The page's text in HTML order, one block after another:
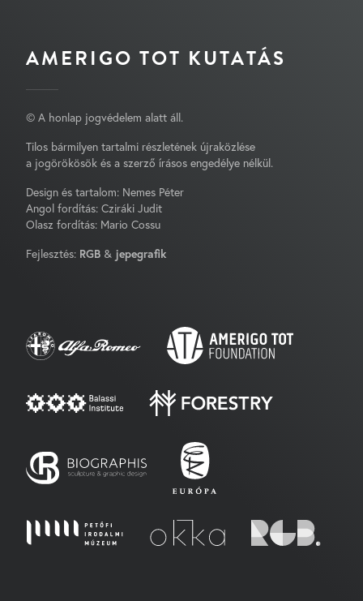
AMERIGO TOT KUTATÁS
© A honlap jogvédelem alatt áll.
Tilos bármilyen tartalmi részletének újraközlése
a jogörökösök és a szerző írásos engedélye nélkül.
Design és tartalom: Nemes Péter
Angol fordítás: Cziráki Judit
Olasz fordítás: Mario Cossu
Fejlesztés: RGB & jepegrafik